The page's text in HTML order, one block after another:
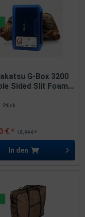
G-Box 3200
Sided Slit Foam...
Stück
15,99 € *
€ *
In den